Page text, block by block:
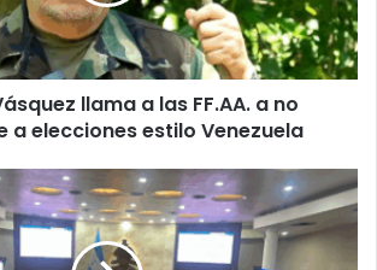
Extorsionador
llama a las FF.AA. a no
a elecciones estilo Venezuela